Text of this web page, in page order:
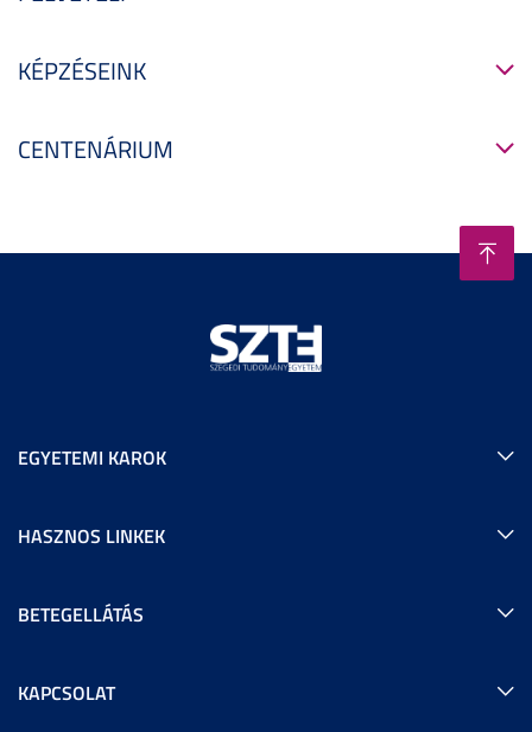
KÉPZÉSEINK
CENTENÁRIUM
EGYETEMI KAROK
HASZNOS LINKEK
BETEGELLÁTÁS
KAPCSOLAT